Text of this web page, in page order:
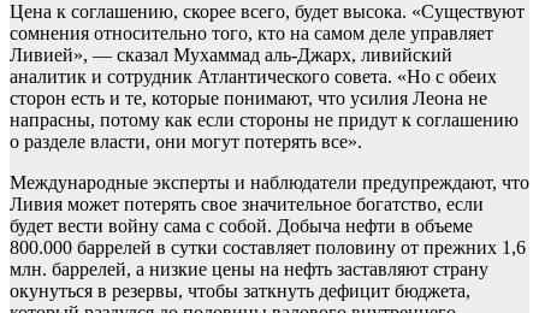
Цена к соглашению, скорее всего, будет высока. «Существуют
сомнения относительно того, кто на самом деле управляет
Ливией», — сказал Мухаммад аль-Джарх, ливийский
аналитик и сотрудник Атлантического совета. «Но с обеих
сторон есть и те, которые понимают, что усилия Леона не
напрасны, потому как если стороны не придут к соглашению
о разделе власти, они могут потерять все».
Международные эксперты и наблюдатели предупреждают, что
Ливия может потерять свое значительное богатство, если
будет вести войну сама с собой. Добыча нефти в объеме
800.000 баррелей в сутки составляет половину от прежних 1,6
млн. баррелей, а низкие цены на нефть заставляют страну
окунуться в резервы, чтобы заткнуть дефицит бюджета,